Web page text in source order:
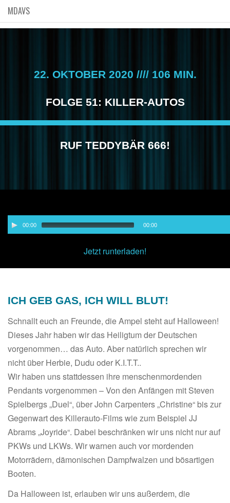
MDAVS
22. OKTOBER 2020 //// 106 MIN.
FOLGE 51: KILLER-AUTOS
RUF TEDDYBÄR 666!
Player
00:00 00:00
Jetzt runterladen!
ICH GEB GAS, ICH WILL BLUT!
Schnallt euch an Freunde, die Ampel steht auf Halloween!
Dieses Jahr haben wir das Heiligtum der Deutschen
vorgenommen… das Auto. Aber natürlich sprechen wir
nicht über Herbie, Dudu oder K.I.T.T..
Wir haben uns stattdessen ihre menschenmordenden
Pendants vorgenommen – Von den Anfängen mit Steven
Spielbergs „Duel“, über John Carpenters „Christine“ bis zur
Gegenwart des Killerauto-Films wie zum Beispiel JJ
Abrams „Joyride“. Dabei beschränken wir uns nicht nur auf
PKWs und LKWs. Wir warnen auch vor mordenden
Motorrädern, dämonischen Dampfwalzen und bösartigen
Booten.
Da Halloween ist, erlauben wir uns außerdem, die